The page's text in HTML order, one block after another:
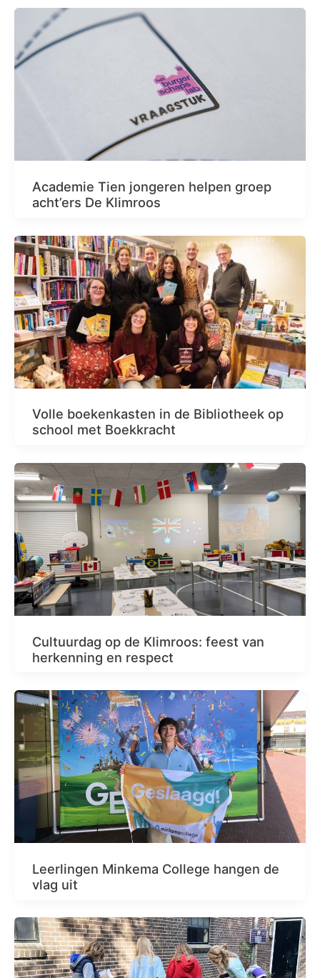
Academie Tien jongeren helpen groep
acht’ers De Klimroos
Volle boekenkasten in de Bibliotheek op
school met Boekkracht
Cultuurdag op de Klimroos: feest van
herkenning en respect
Leerlingen Minkema College hangen de
vlag uit